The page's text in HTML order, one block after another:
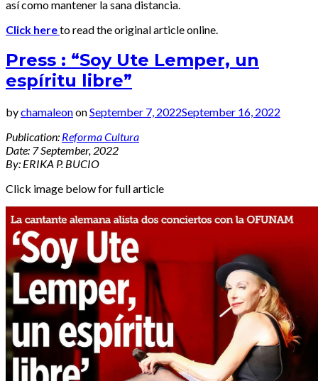
así como mantener la sana distancia.
Click hereto read the original article online.
Press : “Soy Ute Lemper, un
espíritu libre”
bychamaleononSeptember 7, 2022September 16, 2022
Publication: Reforma Cultura
Date: 7 September, 2022
By: ERIKA P. BUCIO
Click image below for full article